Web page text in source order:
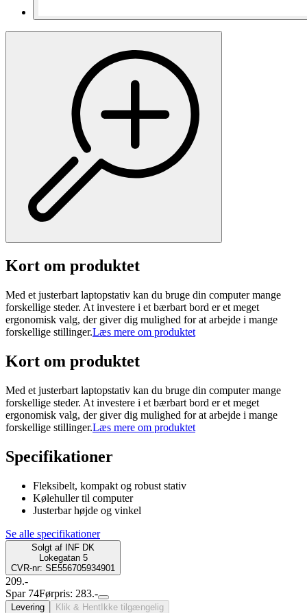
Kort om produktet
Med et justerbart laptopstativ kan du bruge din computer mange
forskellige steder. At investere i et bærbart bord er et meget
ergonomisk valg, der giver dig mulighed for at arbejde i mange
forskellige stillinger.Læs mere om produktet
Kort om produktet
Med et justerbart laptopstativ kan du bruge din computer mange
forskellige steder. At investere i et bærbart bord er et meget
ergonomisk valg, der giver dig mulighed for at arbejde i mange
forskellige stillinger.Læs mere om produktet
Specifikationer
Fleksibelt, kompakt og robust stativ
Kølehuller til computer
Justerbar højde og vinkel
Se alle specifikationer
Solgt af
INF DK
Lokegatan 5
CVR-nr: SE556705934901
209.-
Spar 74Førpris: 283.-
Levering Klik & Hent Ikke tilgængelig